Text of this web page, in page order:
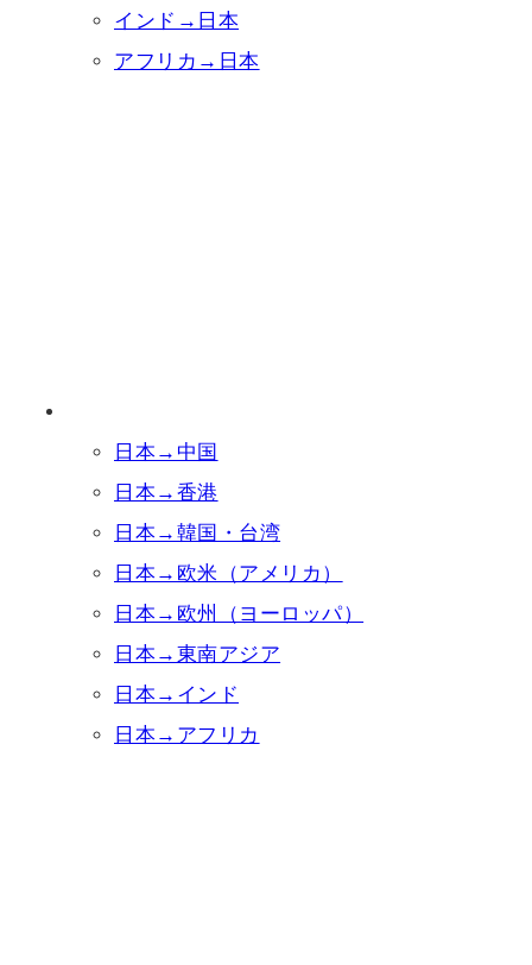
インド→日本
アフリカ→日本
日本→中国
日本→香港
日本→韓国・台湾
日本→欧米（アメリカ）
日本→欧州（ヨーロッパ）
日本→東南アジア
日本→インド
日本→アフリカ